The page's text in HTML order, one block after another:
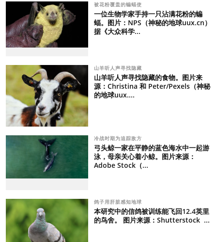
被花粉覆盖的蝙蝠使
一位生物学家手持一只沾满花粉的蝙
蝠。图片：NPS（神秘的地球uux.cn）
据《大众科学...
山羊听人声寻找隐藏
山羊听人声寻找隐藏的食物。图片来
源：Christina 和 Peter/Pexels（神秘
的地球uux....
冷战时期为追踪敌方
弓头鲸一家在平静的蓝色海水中一起游
泳，母亲关心着小鲸。图片来源：
Adobe Stock（...
鸽子用肝脏感知地球
本研究中的信鸽被训练能飞回12.4英里
的鸟舍。 图片来源：Shutterstock ...